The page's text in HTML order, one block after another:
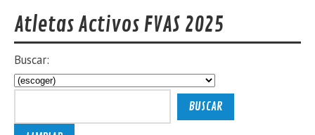
Atletas Activos FVAS 2025
Buscar: